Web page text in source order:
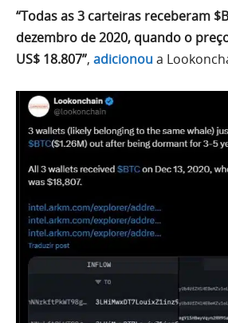
“Todas as 3 carteiras receberam
dezembro de 2020, quando o
US$ 18.807”, adicionoua